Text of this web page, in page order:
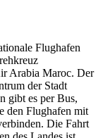
Flughafen
Arabia Maroc. Der
der Stadt
gibt es per Bus,
den Flughafen mit
Die Fahrt